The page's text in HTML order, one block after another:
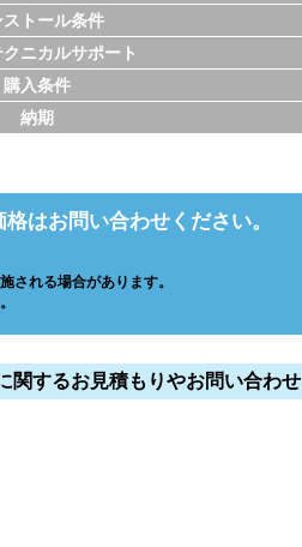
ストール条件
ニカルサポート
購入条件
納期
はお問い合わせください。
される場合があります。
関するお見積もりやお問い合わせ